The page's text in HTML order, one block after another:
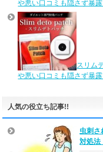
や悪い口コミも隠さず暴露
スリム
や悪い口コミも隠さず暴露
人気の役立ち記事!!
虫刺さ
対処法